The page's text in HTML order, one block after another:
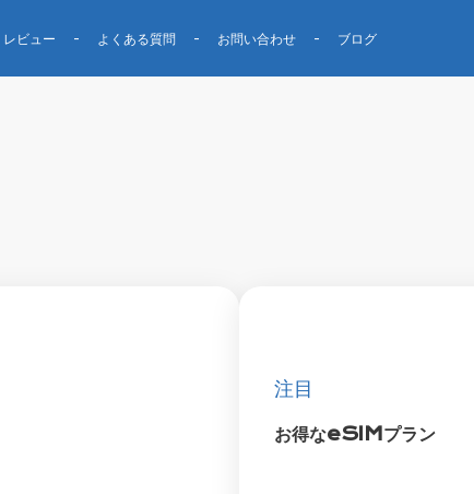
レビュー よくある質問 お問い合わせ ブログ
注目
お得なeSIMプラン